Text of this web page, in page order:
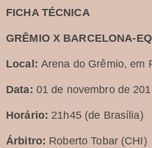
FICHA TÉCNICA
GRÊMIO X BARCELONA-
Local: Arena do Grêmio, em
Data: 01 de novembro de
Horário: 21h45 (de Brasília)
Árbitro: Roberto Tobar (CHI)